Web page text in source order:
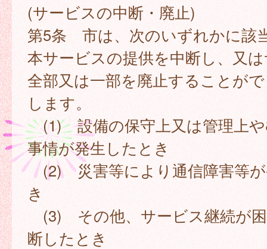
(サービスの中断・廃止)
第5条 市は、次のいずれかに該
本サービスの提供を中断し、又
全部又は一部を廃止することが
します。
(1) 設備の保守上又は管理上や
事情が発生したとき
(2) 災害等により通信障害等が
き
(3) その他、サービス継続が
断したとき